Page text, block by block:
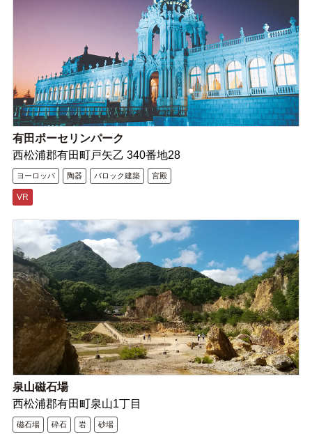
有田ポーセリンパーク
西松浦郡有田町戸矢乙 340番地28
ヨーロッパ 陶器 バロック建築 宮殿
VR
泉山磁石場
西松浦郡有田町泉山1丁目
磁石場 砕石 岩 砂場